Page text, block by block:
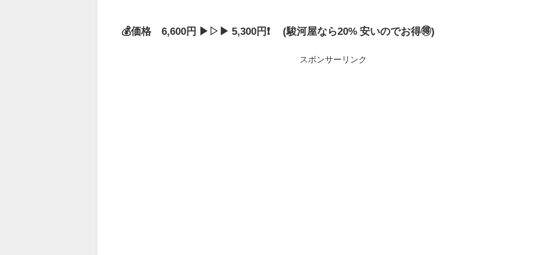
💰価格 6,600円 ▶▷▶ 5,300円❗ (駿河屋なら20% 安いのでお得🉐)
スポンサーリンク